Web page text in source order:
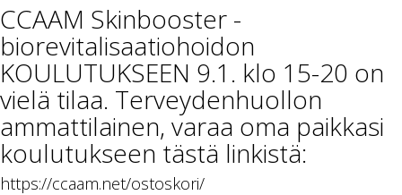
CCAAM Skinbooster -
biorevitalisaatiohoidon
KOULUTUKSEEN 9.1. klo 15-20 on
vielä tilaa. Terveydenhuollon
ammattilainen, varaa oma paikkasi
koulutukseen tästä linkistä:
https://ccaam.net/ostoskori/